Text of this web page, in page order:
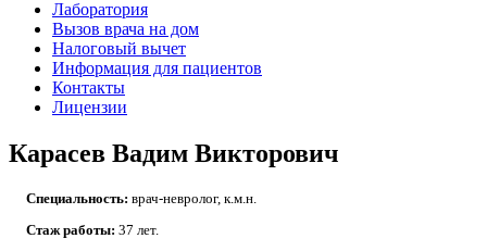
Лаборатория
Вызов врача на дом
Налоговый вычет
Информация для пациентов
Контакты
Лицензии
Карасев Вадим Викторович
Специальность: врач-невролог, к.м.н.
Стаж работы: 37 лет.